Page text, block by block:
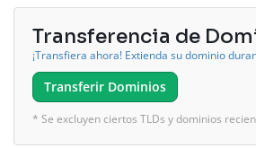
Transferencia de
¡Transfiera ahora! Extienda su dominio
Transferir Dominios
* Se excluyen ciertos TLDs y dominios